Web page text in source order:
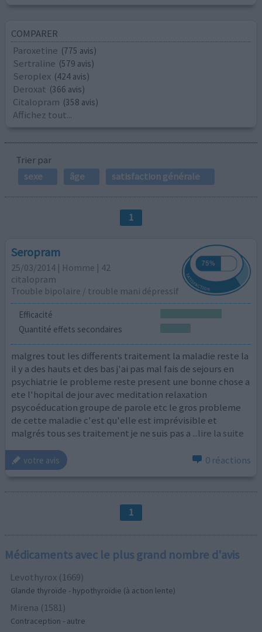
COMPARER
Paroxetine (775 avis)
Sertraline (579 avis)
Seroplex (424 avis)
Deroxat (366 avis)
Citalopram (358 avis)
Affichez tout...
Trier par
sexe
âge satisfaction générale
1
Seropram
25/03/2014 | Homme | 42
citalopram
Trouble bipolaire / trouble mani dépressif
Efficacité
Quantité effets secondaires
malgres tout les differents traitement la maladie reste la
il y a des hauts et des bas j'ai pas mal fais de sejours en
psychiatrie le probleme reste present une bonne chose a
ete l'hopital de jour avec meditation relaxation
psycoéducation groupe de parole etc le gros probleme
de cette maladie c'est qu'elle est imprévisible et
malgrés tous ses traitement je ne suis pas a ...lire la suite
votre avis 0 réactions
1
Médicaments avec le plus grand nombre d'avis
Levothyrox (1669)
Glande thyroïde - hypothyroïdie (à action lente)
Mirena (1581)
Contraception - autre